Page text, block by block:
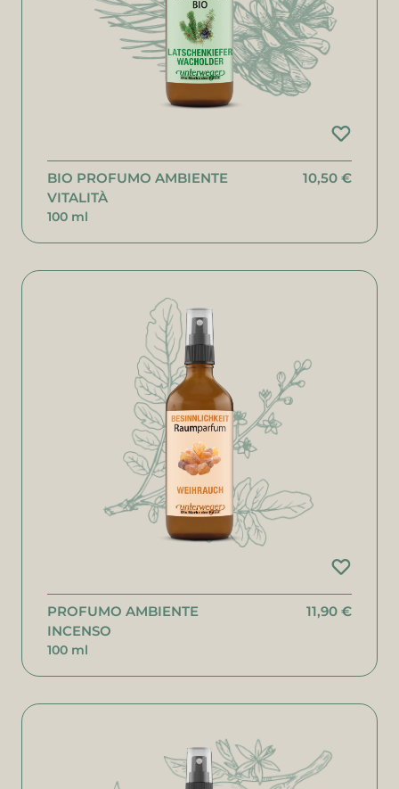
BIO PROFUMO AMBIENTE
VITALITÀ
100 ml
10,50 €
PROFUMO AMBIENTE
INCENSO
100 ml
11,90 €